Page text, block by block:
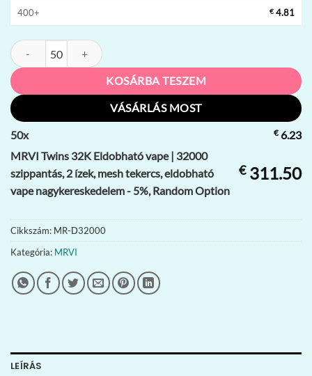
400+ € 4.81
MRVI Twins 32K Eldobható vape | 32000 szippantás, 2 ízek, mesh
KOSÁRBA TESZEM
VÁSÁRLÁS MOST
50x €6.23
MRVI Twins 32K Eldobható vape | 32000
szippantás, 2 ízek, mesh tekercs, eldobható
vape nagykereskedelem - 5%, Random Option
€311.50
Cikkszám: MR-D32000
Kategória: MRVI
LEÍRÁS